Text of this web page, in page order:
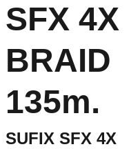
SFX 4X
BRAID
135m.
SUFIX SFX 4X